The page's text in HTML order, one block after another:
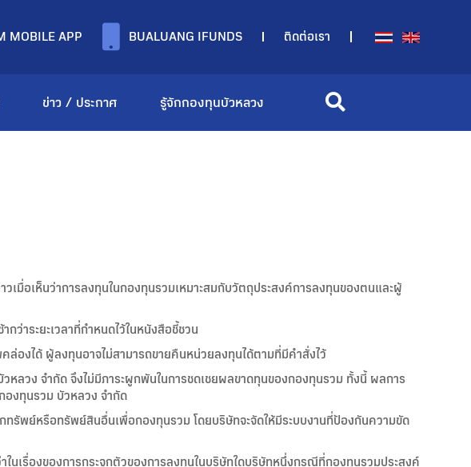
MOBILE APP BUALUANG IFUNDS ติดต่อเรา
ข่าว / ประกาศ รู้จักกองทุนบัวหลวง
มื่อเห็นว่าการลงทุนในกองทุนรวมเหมาะสมกับวัตถุประสงค์การลงทุนของตนและผู้
าระยะเวลาที่กำหนดไว้ในหนังสือชี้ชวน
งได้ ผู้ลงทุนอาจไม่สามารถขายคืนหน่วยลงทุนได้ตามที่มีคำสั่งไว้
วง จำกัด จึงไม่มีภาระผูกพันในการชดเชยผลขาดทุนของกองทุนรวม ทั้งนี้ ผลการ
องทุนรวม บัวหลวง จำกัด
พย์หรือทรัพย์สินอื่นเพื่อกองทุนรวม โดยบริษัทจะจัดให้มีระบบงานที่ป้องกันความขัด
เรื่องของการกระจุกตัวของการลงทุนในบริษัทใดบริษัทหนึ่งกรณีที่กองทุนรวมประสงค์